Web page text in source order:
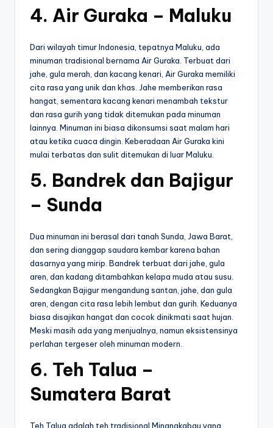
4. Air Guraka – Maluku
Dari wilayah timur Indonesia, tepatnya Maluku, ada
minuman tradisional bernama Air Guraka. Terbuat dari
jahe, gula merah, dan kacang kenari, Air Guraka memiliki
cita rasa yang unik dan khas. Jahe memberikan rasa
hangat, sementara kacang kenari menambah tekstur
dan rasa gurih yang tidak ditemukan pada minuman
lainnya. Minuman ini biasa dikonsumsi saat malam hari
atau ketika cuaca dingin. Keberadaan Air Guraka kini
mulai terbatas dan sulit ditemukan di luar Maluku.
5. Bandrek dan Bajigur
– Sunda
Dua minuman ini berasal dari tanah Sunda, Jawa Barat,
dan sering dianggap saudara kembar karena bahan
dasarnya yang mirip. Bandrek terbuat dari jahe, gula
aren, dan kadang ditambahkan kelapa muda atau susu.
Sedangkan Bajigur mengandung santan, jahe, dan gula
aren, dengan cita rasa lebih lembut dan gurih. Keduanya
biasa disajikan hangat dan cocok dinikmati saat hujan.
Meski masih ada yang menjualnya, namun eksistensinya
perlahan tergeser oleh minuman modern.
6. Teh Talua –
Sumatera Barat
Teh Talua adalah teh tradisional Minangkabau yang